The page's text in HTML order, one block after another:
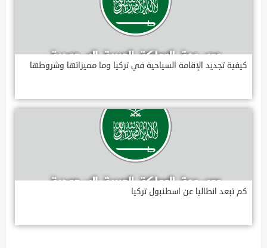
كيفية تجديد الإقامة السياحية في تركيا وما مميزاتها وشروطها
كم تبعد انطاليا عن اسطنبول تركيا